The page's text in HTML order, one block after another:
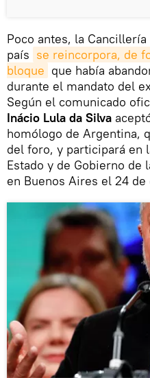
Poco antes, la
país se reincorpora, de
bloque que había
durante el mandato del
Según el comunicado
Inácio Lula da Silva
homólogo de Argentina,
del foro, y participará en
Estado y de Gobierno de
en Buenos Aires el 24 de